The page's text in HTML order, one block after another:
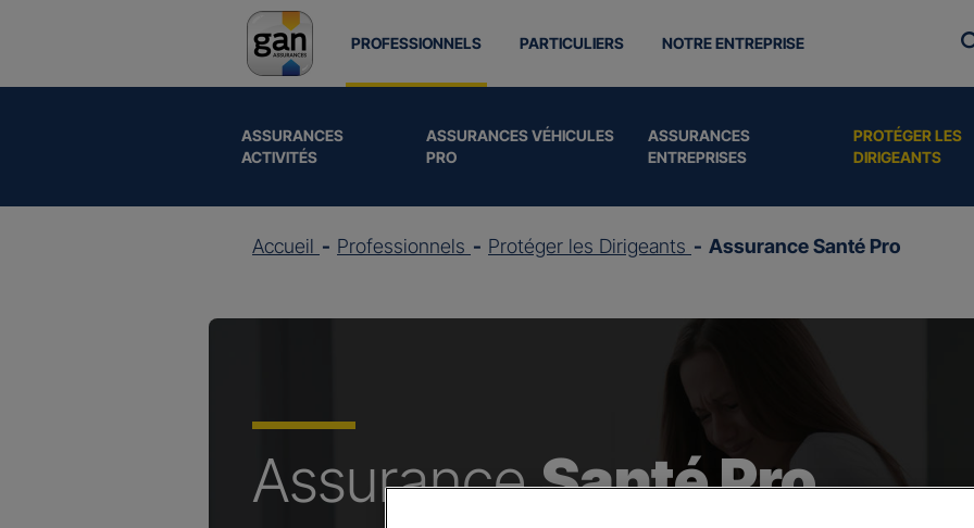
PROFESSIONNELS
ASSURANCES
ACTIVITÉS
ASSURANCES VÉHICULES
PRO
ASSURANCES
ENTREPRISES
PROTÉGER LES
DIRIGEANTS
PARTICULIERS NOTRE ENTREPRISE
Accueil Professionnels Protéger les Dirigeants Assurance Santé Pro
AssuranceSanté Pro